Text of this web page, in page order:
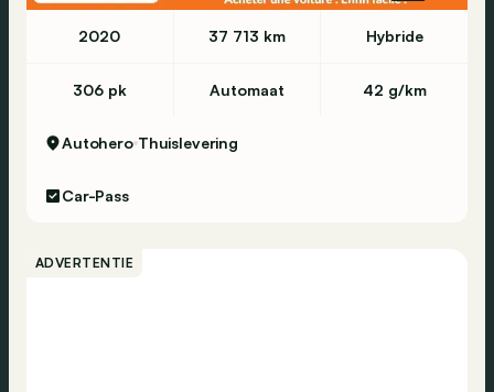
2020 37 713 km Hybride
306 pk Automaat 42 g/km
Autohero Thuislevering
Car-Pass
ADVERTENTIE